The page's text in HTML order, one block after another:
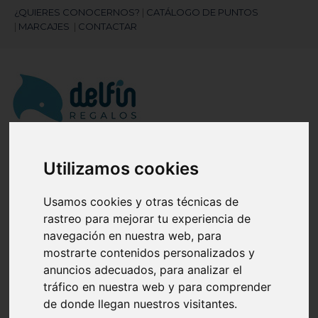
Utilizamos cookies
Usamos cookies y otras técnicas de
rastreo para mejorar tu experiencia de
navegación en nuestra web, para
mostrarte contenidos personalizados y
anuncios adecuados, para analizar el
tráfico en nuestra web y para comprender
de donde llegan nuestros visitantes.
¿QUIERES CONOCERNOS?
CATÁLOGO DE PUNTOS
MARCAJES CONTACTAR
¿Necesitas ayuda?
Navegación
palanca
Artículos